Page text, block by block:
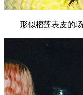
形似榴莲表皮的场